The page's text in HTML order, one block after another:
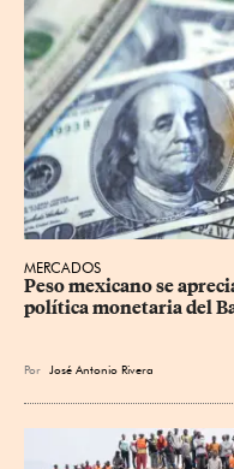
MERCADOS
Peso mexicano se
política monetaria del
Por José Antonio Rivera